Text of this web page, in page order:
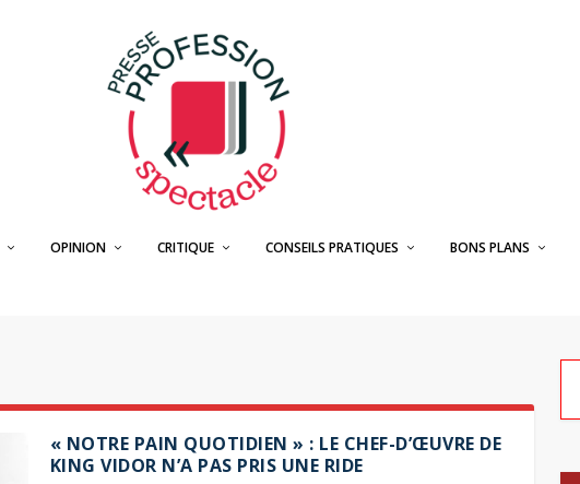
OPINION CRITIQUE CONSEILS PRATIQUES BONS PLANS
« NOTRE PAIN QUOTIDIEN » : LE CHEF-D’ŒUVRE DE
KING VIDOR N’A PAS PRIS UNE RIDE